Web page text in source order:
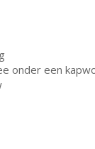
onder een